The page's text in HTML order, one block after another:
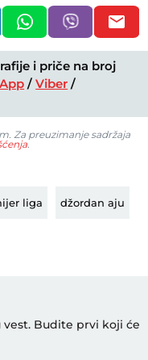
i priče na broj
/Viber /
Za preuzimanje sadržaja
.
liga džordan aju
vest. Budite prvi koji će